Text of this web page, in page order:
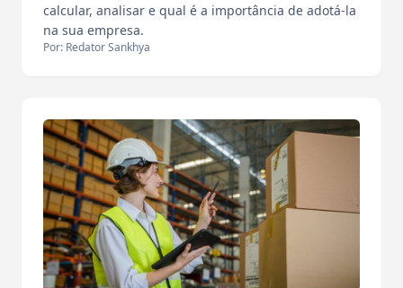
calcular, analisar e qual é a importância de adotá-la
na sua empresa.
Por: Redator Sankhya